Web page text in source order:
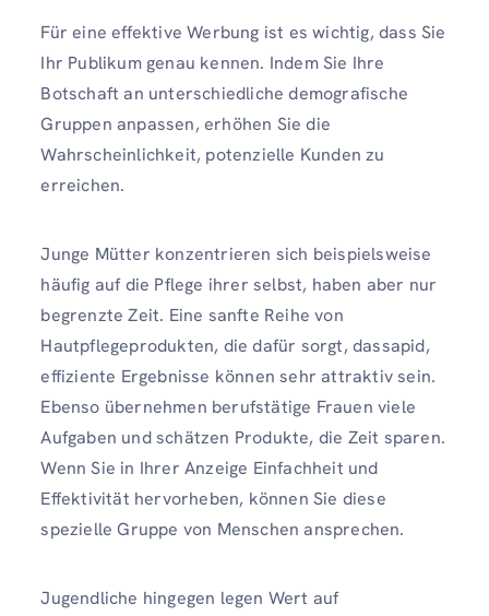
Für eine effektive Werbung ist es wichtig, dass Sie
Ihr Publikum genau kennen. Indem Sie Ihre
Botschaft an unterschiedliche demografische
Gruppen anpassen, erhöhen Sie die
Wahrscheinlichkeit, potenzielle Kunden zu
erreichen.
Junge Mütter konzentrieren sich beispielsweise
häufig auf die Pflege ihrer selbst, haben aber nur
begrenzte Zeit. Eine sanfte Reihe von
Hautpflegeprodukten, die dafür sorgt, dassapid,
effiziente Ergebnisse können sehr attraktiv sein.
Ebenso übernehmen berufstätige Frauen viele
Aufgaben und schätzen Produkte, die Zeit sparen.
Wenn Sie in Ihrer Anzeige Einfachheit und
Effektivität hervorheben, können Sie diese
spezielle Gruppe von Menschen ansprechen.
Jugendliche hingegen legen Wert auf